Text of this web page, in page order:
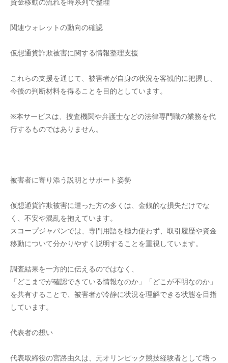
資金移動の流れを時系列で整理
関連ウォレットの動向の確認
仮想通貨詐欺被害に関する情報整理支援
これらの支援を通じて、被害者が自身の状況を客観的に把握し、
今後の判断材料を得ることを目的としています。
※本サービスは、捜査機関や弁護士などの法律専門職の業務を代
行するものではありません。
被害者に寄り添う説明とサポート姿勢
仮想通貨詐欺被害に遭った方の多くは、金銭的な損失だけでな
く、不安や混乱を抱えています。
スコープジャパンでは、専門用語を極力使わず、取引履歴や資金
移動について分かりやすく説明することを重視しています。
調査結果を一方的に伝えるのではなく、
「どこまでが確認できている情報なのか」「どこが不明なのか」
を共有することで、被害者が冷静に状況を理解できる状態を目指
しています。
代表者の想い
代表取締役の宮路由久は、元オリンピック競技経験者として培っ